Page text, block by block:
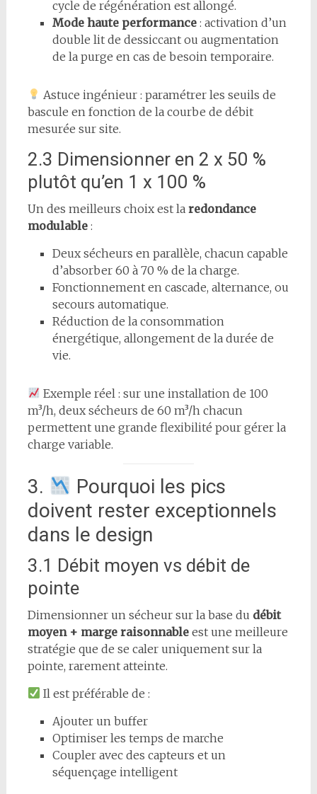
cycle de régénération est allongé.
Mode haute performance: activation d’un
double lit de dessiccant ou augmentation
de la purge en cas de besoin temporaire.
Astuce ingénieur : paramétrer les seuils de
bascule en fonction de la courbe de débit
mesurée sur site.
2.3 Dimensionner en 2 x 50 %
plutôt qu’en 1 x 100 %
Un des meilleurs choix est la redondance
modulable:
Deux sécheurs en parallèle, chacun capable
d’absorber 60 à 70 % de la charge.
Fonctionnement en cascade, alternance, ou
secours automatique.
Réduction de la consommation
énergétique, allongement de la durée de
vie.
Exemple réel : sur une installation de 100
m³/h, deux sécheurs de 60 m³/h chacun
permettent une grande flexibilité pour gérer la
charge variable.
3.
Pourquoi les pics
doivent rester exceptionnels
dans le design
3.1 Débit moyen vs débit de
pointe
Dimensionner un sécheur sur la base du débit
moyen + marge raisonnableest une meilleure
stratégie que de se caler uniquement sur la
pointe, rarement atteinte.
Il est préférable de :
Ajouter un buffer
Optimiser les temps de marche
Coupler avec des capteurs et un
séquençage intelligent